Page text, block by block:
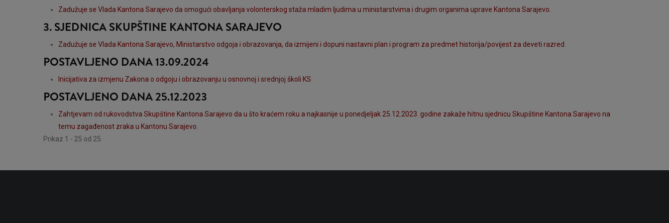
Zadužuje se Vlada Kantona Sarajevo da omogući obavljanja volonterskog staža mladim ljudima u ministarstvima i drugim organima uprave Kantona Sarajevo.
3. SJEDNICA SKUPŠTINE KANTONA SARAJEVO
Zadužuje se Vlada Kantona Sarajevo, Ministarstvo odgoja i obrazovanja, da izmijeni i dopuni nastavni plan i program za predmet historija/povijest za deveti razred.
POSTAVLJENO DANA 13.09.2024
Inicijativa za izmjenu Zakona o odgoju i obrazovanju u osnovnoj i srednjoj školi KS
POSTAVLJENO DANA 25.12.2023
Zahtjevam od rukovodstva Skupštine Kantona Sarajevo da u što kraćem roku a najkasnije u ponedjeljak 25.12.2023. godine zakaže hitnu sjednicu Skupštine Kantona Sarajevo na
temu zagađenost zraka u Kantonu Sarajevo.
Prikaz 1 - 25 od 25